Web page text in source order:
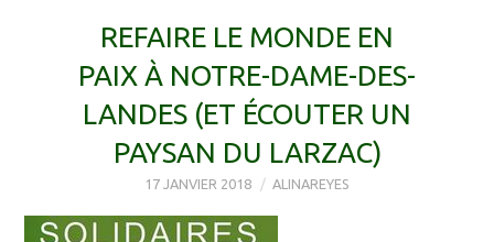
REFAIRE LE MONDE EN
PAIX À NOTRE-DAME-DES-
LANDES (ET ÉCOUTER UN
PAYSAN DU LARZAC)
17 JANVIER 2018 ALINAREYES